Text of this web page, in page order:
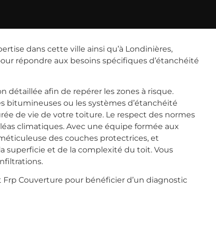
dans cette ville ainsi qu’à Londinières,
répondre aux besoins spécifiques d’étanchéité
détaillée afin de repérer les zones à risque.
bitumineuses ou les systèmes d’étanchéité
de vie de votre toiture. Le respect des normes
climatiques. Avec une équipe formée aux
des couches protectrices, et
superficie et de la complexité du toit. Vous
Couverture pour bénéficier d’un diagnostic